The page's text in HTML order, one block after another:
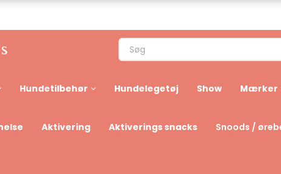
Hundetilbehør Hundelegetøj Show Mærker
Aktivering Aktiverings snacks Snoods /